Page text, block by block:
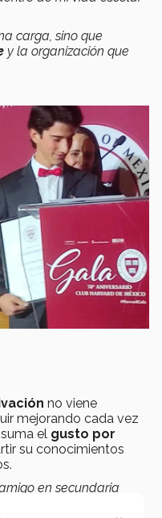
carga, sino que
y la organización que
no viene
mejorando cada vez
el gusto por
su conocimientos
en secundaria
yo tenía esta